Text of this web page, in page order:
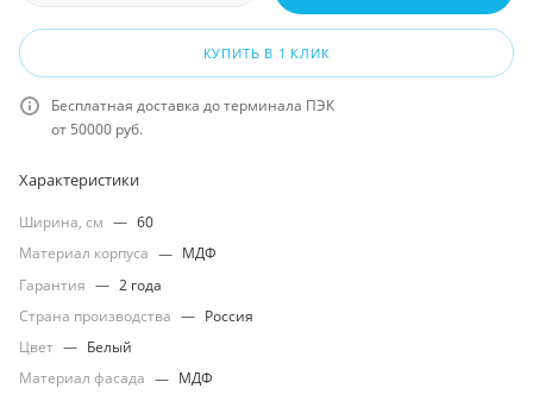
КУПИТЬ В 1 КЛИК
Бесплатная доставка до терминала ПЭК
от 50000 руб.
Характеристики
Ширина, см — 60
Материал корпуса — МДФ
Гарантия — 2 года
Страна производства — Россия
Цвет — Белый
Материал фасада — МДФ